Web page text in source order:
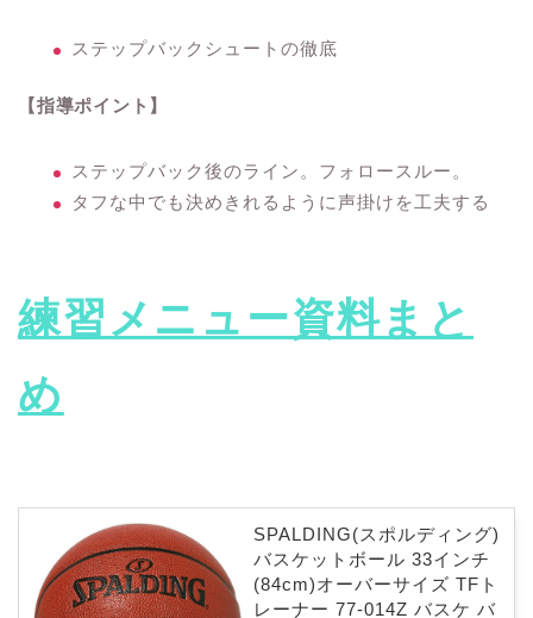
ステップバックシュートの徹底
【指導ポイント】
ステップバック後のライン。フォロースルー。
タフな中でも決めきれるように声掛けを工夫する
練習メニュー資料まと
め
SPALDING(スポルディング)
バスケットボール 33インチ
(84cm)オーバーサイズ TFト
レーナー 77-014Z バスケ バ